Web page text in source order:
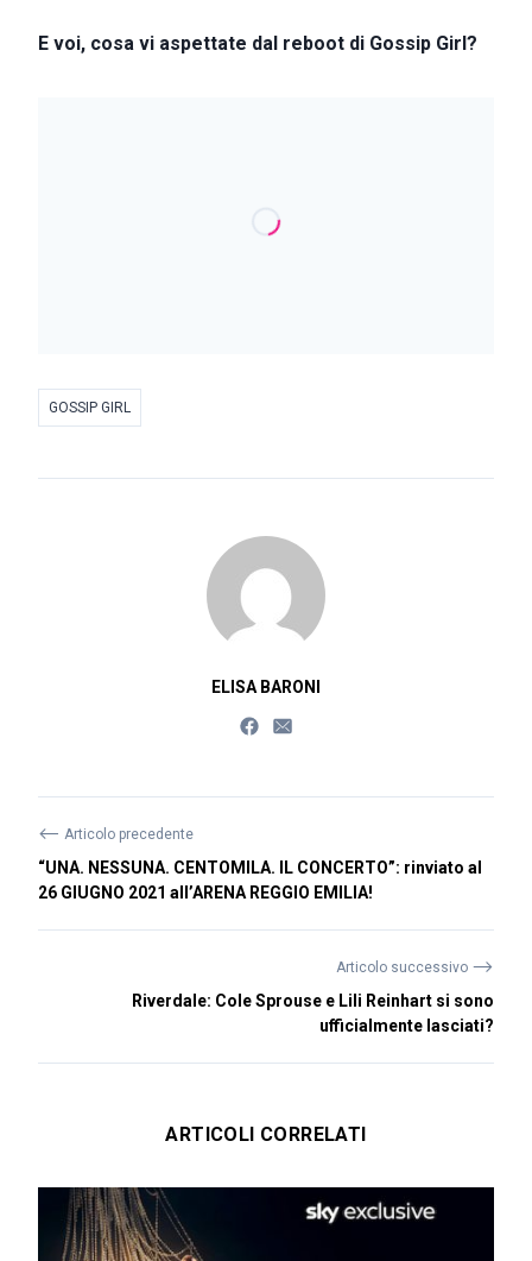
E voi, cosa vi aspettate dal reboot di Gossip Girl?
GOSSIP GIRL
ELISA BARONI
⟵ Articolo precedente
“UNA. NESSUNA. CENTOMILA. IL CONCERTO”: rinviato al
26 GIUGNO 2021 all’ARENA REGGIO EMILIA!
Articolo successivo ⟶
Riverdale: Cole Sprouse e Lili Reinhart si sono
ufficialmente lasciati?
ARTICOLI CORRELATI